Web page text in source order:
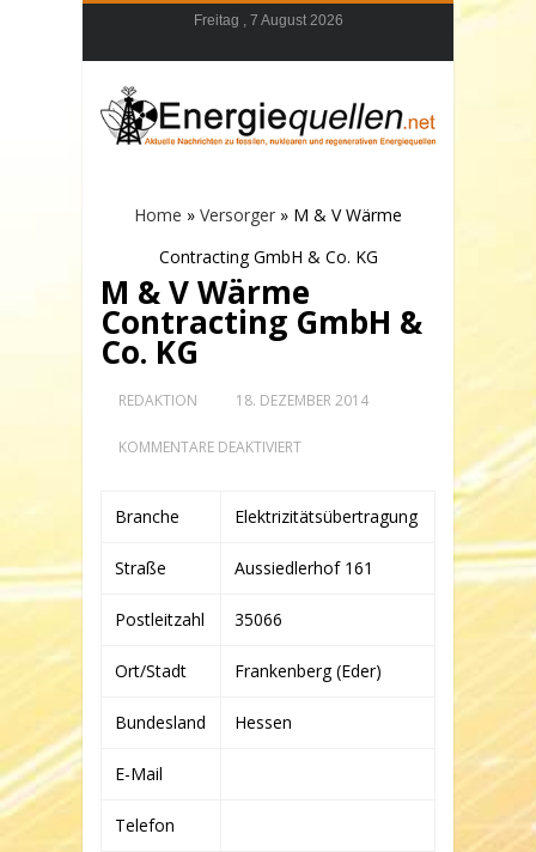
Freitag , 7 August 2026
Home » Versorger » M & V Wärme
Contracting GmbH & Co. KG
M & V Wärme
Contracting GmbH &
Co. KG
REDAKTION 18. DEZEMBER 2014
KOMMENTARE DEAKTIVIERTFÜR
WÄRME
GMBH
&
Branche Elektrizitätsübertragung
Straße Aussiedlerhof 161
Postleitzahl 35066
Ort/Stadt Frankenberg (Eder)
Bundesland Hessen
E-Mail
Telefon